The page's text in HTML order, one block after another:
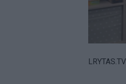
LRYTAS.TV